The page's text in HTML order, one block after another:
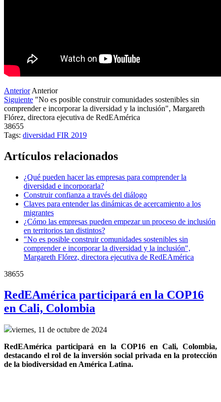
Anterior Anterior
Siguiente "No es posible construir comunidades sostenibles sin
comprender e incorporar la diversidad y la inclusión", Margareth
Flórez, directora ejecutiva de RedEAmérica
38655
Tags: diversidad FIR 2019
Artículos relacionados
¿Qué pueden hacer las empresas para comprender la
diversidad e incorporarla?
Construir confianza a través del diálogo
Claves para entender las dinámicas de acercamiento a los
migrantes
¿Cómo las empresas pueden empezar un proceso de inclusión
en territorios tan distintos?
"No es posible construir comunidades sostenibles sin
comprender e incorporar la diversidad y la inclusión",
Margareth Flórez, directora ejecutiva de RedEAmérica
38655
RedEAmérica participará en la COP16
en Cali, Colombia
viernes, 11 de octubre de 2024
RedEAmérica participará en la COP16 en Cali, Colombia,
destacando el rol de la inversión social privada en la protección
de la biodiversidad en América Latina.